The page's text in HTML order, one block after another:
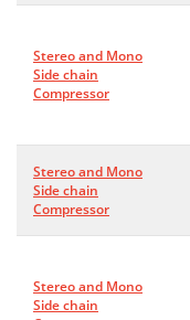
Stereo and Mono
Side chain
Compressor
Stereo and Mono
Side chain
Compressor
Stereo and Mono
Side chain